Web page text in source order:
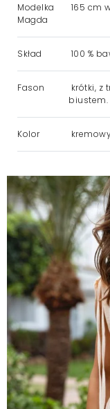
Modelka
Magda
165 cm
Skład 100 %
Fason
krótki, z
biustem.
Kolor